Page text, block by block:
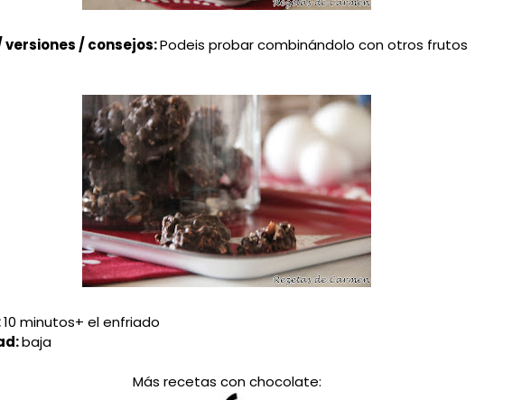
versiones / consejos:Podeis probar combinándolo con otros frutos
10 minutos+ el enfriado
baja
Más recetas con chocolate: